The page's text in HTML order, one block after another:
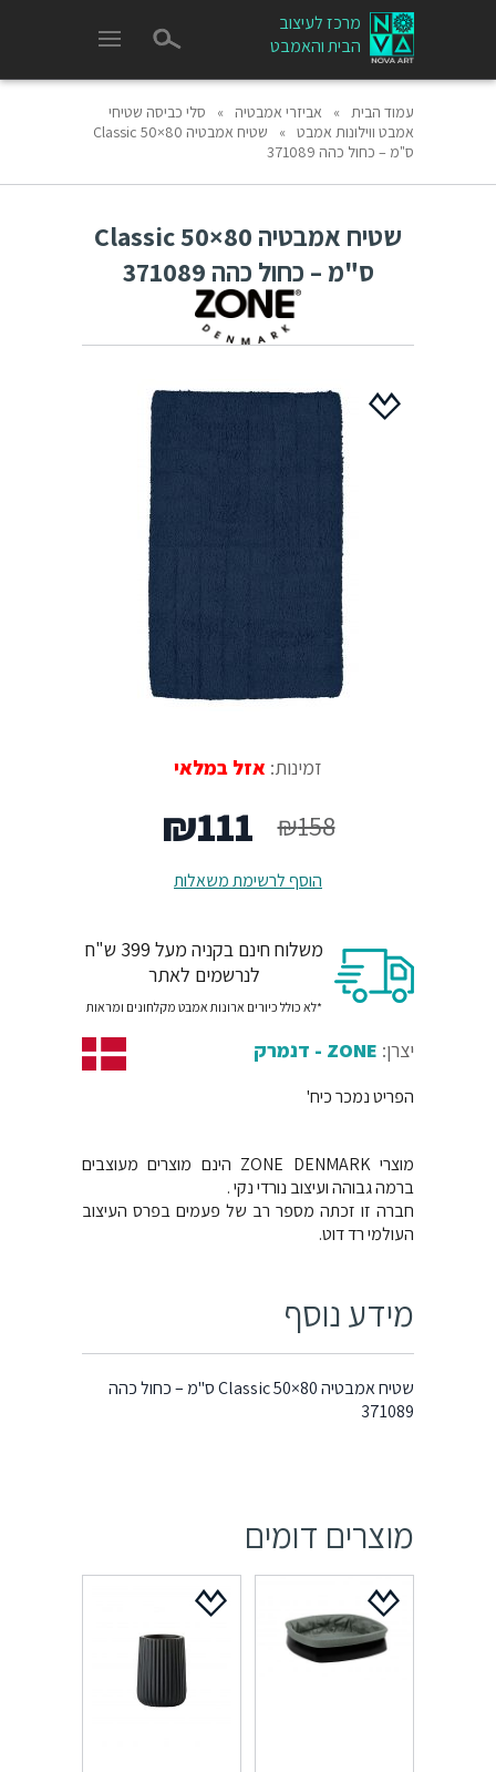
מרכז לעיצוב
הבית והאמבט
עמוד הבית » אביזרי אמבטיה »
סלי כביסה שטיחי
אמבט ווילונות אמבט »
שטיח אמבטיה 80×50 Classic
ס"מ – כחול כהה 371089
שטיח אמבטיה 80×50 Classic
ס"מ – כחול כהה 371089
זמינות: אזל במלאי
₪158
המחיר
המקורי
₪158.
₪111
₪111.
הוסף לרשימת משאלות
משלוח חינם בקניה מעל 399 ש"ח
לנרשמים לאתר
*לא כולל כיורים ארונות אמבט מקלחונים ומראות
יצרן: ZONE - דנמרק
הפריט נמכר כיח'
מוצרי ZONE DENMARK הינם מוצרים מעוצבים
ברמה גבוהה ועיצוב נורדי נקי .
חברה זו זכתה מספר רב של פעמים בפרס העיצוב
העולמי רד דוט.
מידע נוסף
שטיח אמבטיה 80×50 Classic ס"מ – כחול כהה
371089
מוצרים דומים